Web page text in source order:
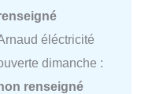
éléctricité
dimanche :
renseigné